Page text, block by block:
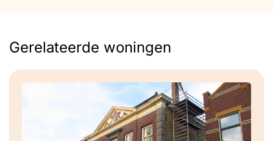
Gerelateerde woningen